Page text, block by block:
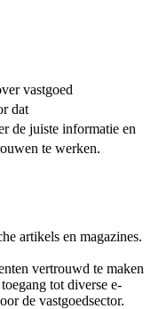
vastgoed
dat
de juiste informatie en
te werken.
artikels en magazines.
vertrouwd te maken
tot diverse e-
de vastgoedsector.